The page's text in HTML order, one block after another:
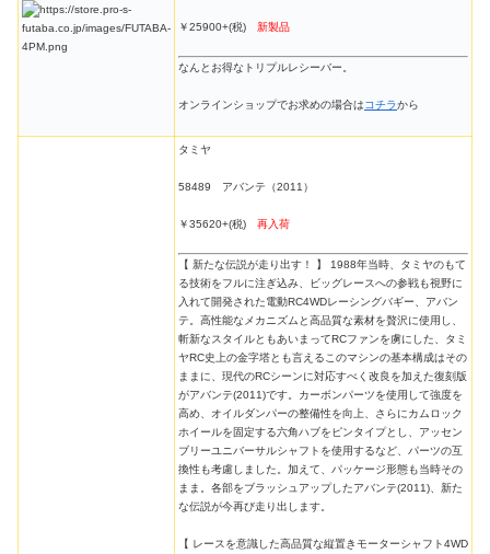
￥25900+(税) 新製品
なんとお得なトリプルレシーバー。
オンラインショップでお求めの場合はコチラから
タミヤ
58489 アバンテ（2011）
￥35620+(税) 再入荷
【 新たな伝説が走り出す！ 】 1988年当時、タミヤのもて
る技術をフルに注ぎ込み、ビッグレースへの参戦も視野に
入れて開発された電動RC4WDレーシングバギー、アバン
テ。高性能なメカニズムと高品質な素材を贅沢に使用し、
斬新なスタイルともあいまってRCファンを虜にした、タミ
ヤRC史上の金字塔とも言えるこのマシンの基本構成はその
ままに、現代のRCシーンに対応すべく改良を加えた復刻版
がアバンテ(2011)です。カーボンパーツを使用して強度を
高め、オイルダンパーの整備性を向上、さらにカムロック
ホイールを固定する六角ハブをピンタイプとし、アッセン
ブリーユニバーサルシャフトを使用するなど、パーツの互
換性も考慮しました。加えて、パッケージ形態も当時その
まま。各部をブラッシュアップしたアバンテ(2011)、新た
な伝説が今再び走り出します。
【 レースを意識した高品質な縦置きモーターシャフト4WD